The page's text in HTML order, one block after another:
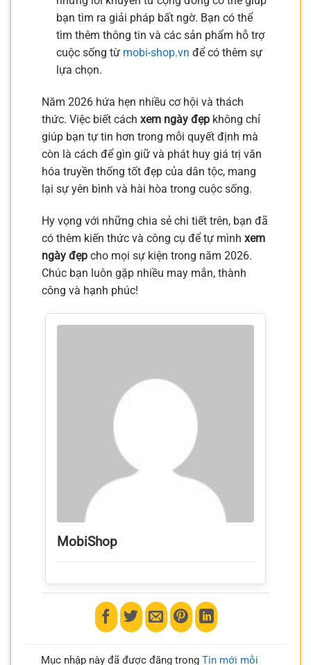
bạn tìm ra giải pháp bất ngờ. Bạn có thể
tìm thêm thông tin và các sản phẩm hỗ trợ
cuộc sống từ mobi-shop.vn để có thêm sự
lựa chọn.
Năm 2026 hứa hẹn nhiều cơ hội và thách
thức. Việc biết cách xem ngày đẹp không chỉ
giúp bạn tự tin hơn trong mỗi quyết định mà
còn là cách để gìn giữ và phát huy giá trị văn
hóa truyền thống tốt đẹp của dân tộc, mang
lại sự yên bình và hài hòa trong cuộc sống.
Hy vọng với những chia sẻ chi tiết trên, bạn đã
có thêm kiến thức và công cụ để tự mình xem
ngày đẹp cho mọi sự kiện trong năm 2026.
Chúc bạn luôn gặp nhiều may mắn, thành
công và hạnh phúc!
MobiShop
Mục nhập này đã được đăng trong Tin mới mỗi